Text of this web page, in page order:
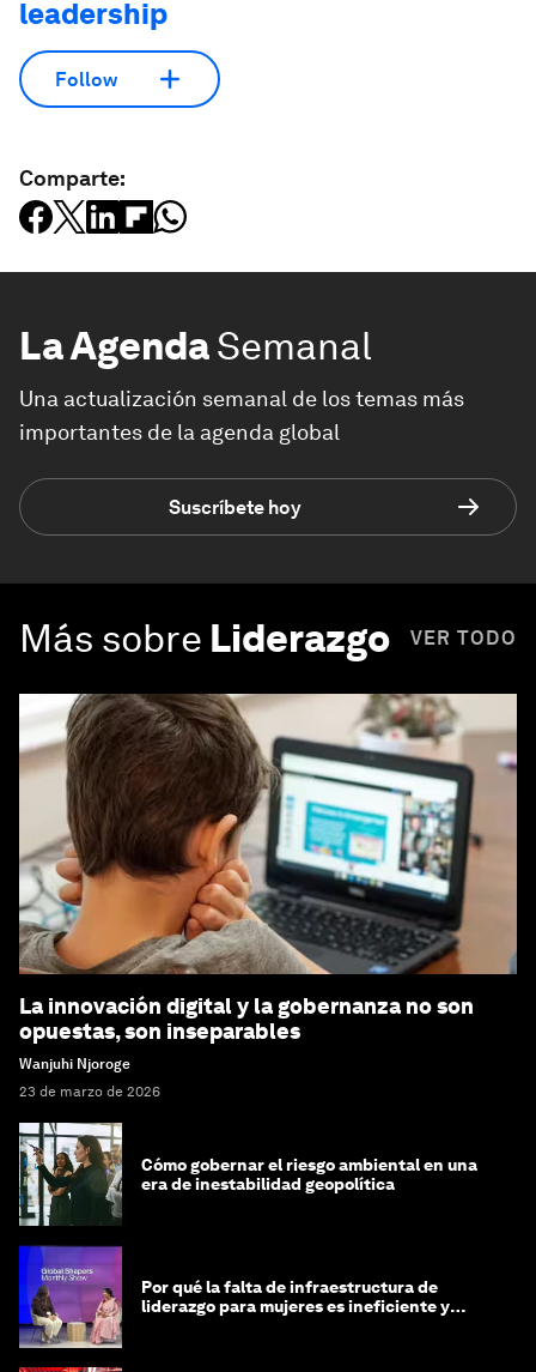
leadership
Follow
Comparte:
La AgendaSemanal
Una actualización semanal de los temas más
importantes de la agenda global
Suscríbete hoy
Más sobre Liderazgo VER TODO
La innovación digital y la gobernanza no son
opuestas, son inseparables
Wanjuhi Njoroge
23 de marzo de 2026
Cómo gobernar el riesgo ambiental en una
era de inestabilidad geopolítica
Por qué la falta de infraestructura de
liderazgo para mujeres es ineficiente y